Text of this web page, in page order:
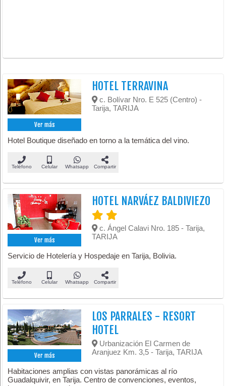
Ver más
HOTEL TERRAVINA
c. Bolívar Nro. E 525 (Centro) -
Tarija, TARIJA
Hotel Boutique diseñado en torno a la temática del vino.
Teléfono Celular Whatsapp Compartir
Ver más
HOTEL NARVÁEZ BALDIVIEZO
c. Ángel Calavi Nro. 185 - Tarija,
TARIJA
Servicio de Hotelería y Hospedaje en Tarija, Bolivia.
Teléfono Celular Whatsapp Compartir
Ver más
LOS PARRALES - RESORT
HOTEL
Urbanización El Carmen de
Aranjuez Km. 3,5 - Tarija, TARIJA
Habitaciones amplias con vistas panorámicas al río
Guadalquivir, en Tarija. Centro de convenciones, eventos,